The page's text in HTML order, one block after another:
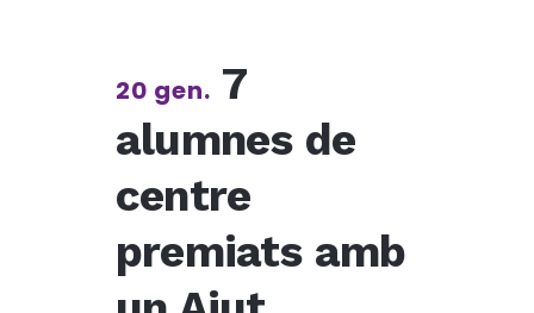
20 gen. 7
alumnes de
centre
premiats amb